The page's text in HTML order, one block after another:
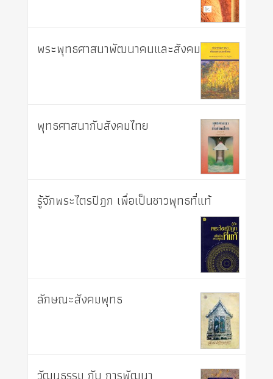
พระพุทธศาสนาพัฒนาคนและสังคม
พุทธศาสนากับสังคมไทย
รู้จักพระไตรปิฎก เพื่อเป็นชาวพุทธที่แท้
ลักษณะสังคมพุทธ